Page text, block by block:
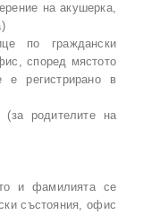
на акушерка,
по граждански
според мястото
регистрирано в
(за родителите на
и фамилията се
състояния, офис